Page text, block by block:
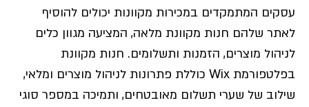
עסקים המתמקדים במכירות מקוונות יכולים להוסיף
לאתר שלהם חנות מקוונת מלאה, המציעה מגוון כלים
לניהול מוצרים, הזמנות ותשלומים. חנות מקוונת
בפלטפורמת Wix כוללת פתרונות לניהול מוצרים ומלאי,
שילוב של שערי תשלום מאובטחים, ותמיכה במספר סוגי